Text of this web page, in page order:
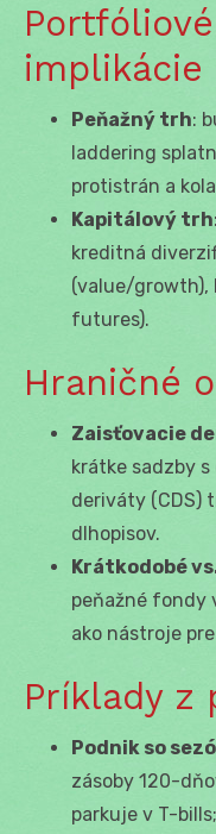
implikácie
Peňažný trh:
laddering
protistrán a
Kapitálový trh
kreditná
(value/growth),
futures).
Hraničné
Zaisťovacie
krátke sadzby
deriváty (CDS)
dlhopisov.
Krátkodobé
peňažné fondy
ako nástroje
Príklady z
Podnik so
zásoby 120-
parkuje v T-